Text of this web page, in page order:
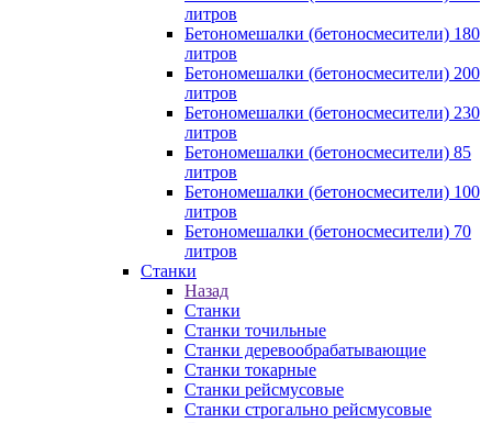
литров
Бетономешалки (бетоносмесители) 180
литров
Бетономешалки (бетоносмесители) 200
литров
Бетономешалки (бетоносмесители) 230
литров
Бетономешалки (бетоносмесители) 85
литров
Бетономешалки (бетоносмесители) 100
литров
Бетономешалки (бетоносмесители) 70
литров
Станки
Назад
Станки
Станки точильные
Станки деревообрабатывающие
Станки токарные
Станки рейсмусовые
Станки строгально рейсмусовые